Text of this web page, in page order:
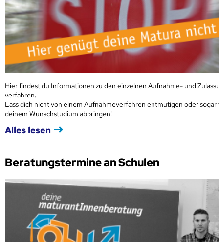
Hier findest du Informationen zu den einzelnen Aufnahme- und
verfahren.
Lass dich nicht von einem Aufnahmeverfahren entmutigen oder sogar
deinem Wunschstudium abbringen!
Alles lesen
Beratungstermine an Schulen